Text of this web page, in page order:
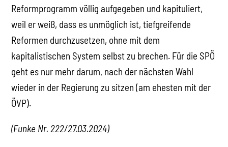
Reformprogramm völlig aufgegeben und kapituliert,
weil er weiß, dass es unmöglich ist, tiefgreifende
Reformen durchzusetzen, ohne mit dem
kapitalistischen System selbst zu brechen. Für die SPÖ
geht es nur mehr darum, nach der nächsten Wahl
wieder in der Regierung zu sitzen (am ehesten mit der
ÖVP).
(Funke Nr. 222/27.03.2024)